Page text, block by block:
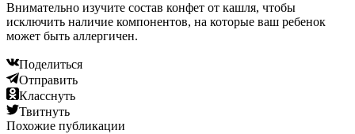
Внимательно изучите состав конфет от кашля, чтобы
исключить наличие компонентов, на которые ваш ребенок
может быть аллергичен.
Поделиться
Отправить
Класснуть
Твитнуть
Похожие публикации